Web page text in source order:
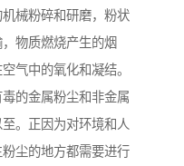
械粉碎和研磨，粉状
物质燃烧产生的烟
气中的氧化和凝结。
的金属粉尘和非金属
。正因为对环境和人
尘的地方都需要进行